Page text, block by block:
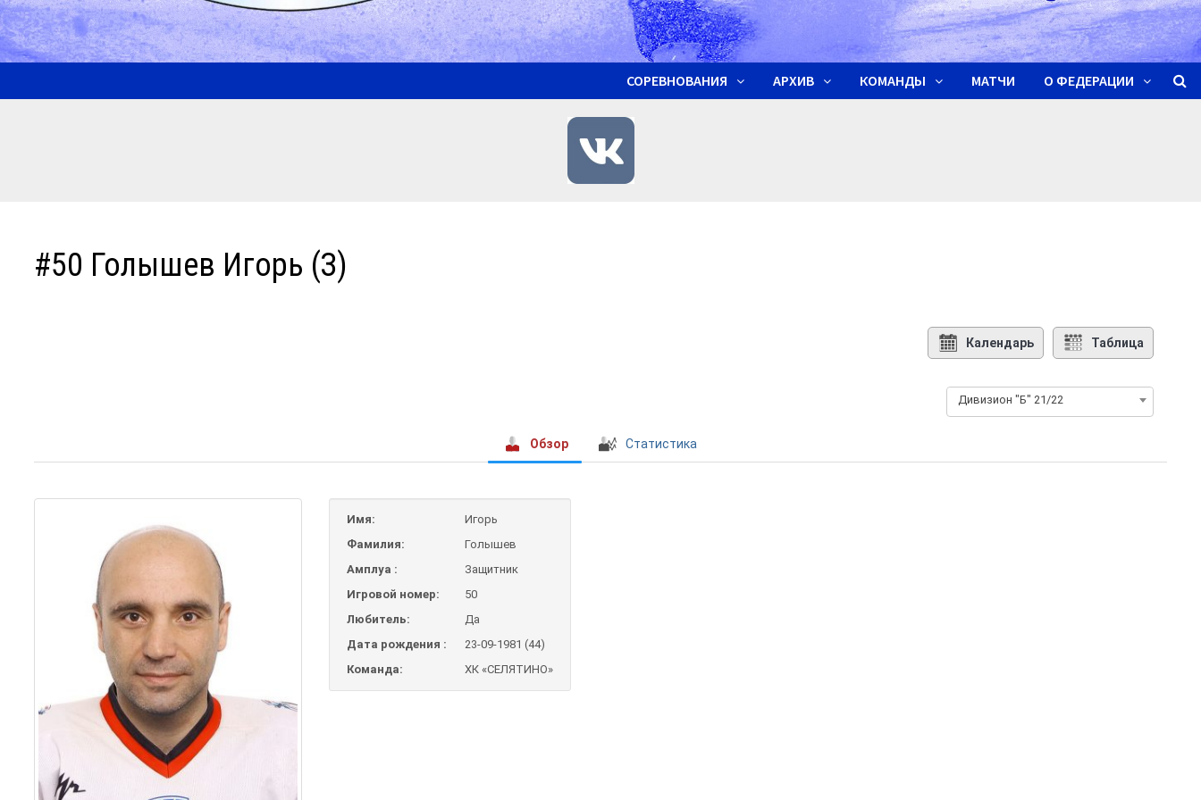
СОРЕВНОВАНИЯ АРХИВ КОМАНДЫ МАТЧИ О ФЕДЕРАЦИИ
#50 Голышев Игорь (З)
Календарь Таблица
Дивизион "Б" 21/22
Обзор Статистика
Имя:
Игорь
Фамилия:
Голышев
Амплуа :
Защитник
Игровой номер:
50
Любитель:
Да
Дата рождения :
23-09-1981 (44)
Команда:
ХК «СЕЛЯТИНО»